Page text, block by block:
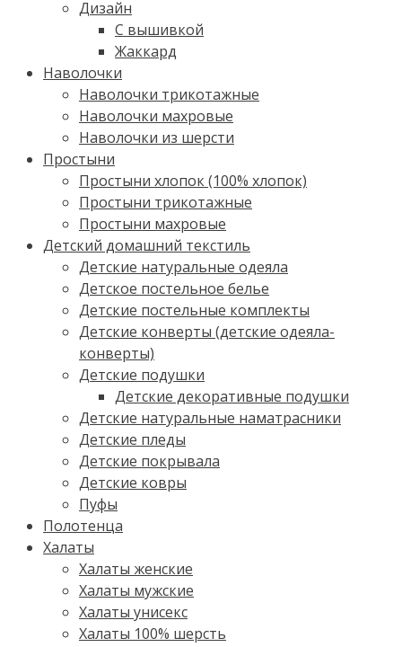
Дизайн
С вышивкой
Жаккард
Наволочки
Наволочки трикотажные
Наволочки махровые
Наволочки из шерсти
Простыни
Простыни хлопок (100% хлопок)
Простыни трикотажные
Простыни махровые
Детский домашний текстиль
Детские натуральные одеяла
Детское постельное белье
Детские постельные комплекты
Детские конверты (детские одеяла-
конверты)
Детские подушки
Детские декоративные подушки
Детские натуральные наматрасники
Детские пледы
Детские покрывала
Детские ковры
Пуфы
Полотенца
Халаты
Халаты женские
Халаты мужские
Халаты унисекс
Халаты 100% шерсть